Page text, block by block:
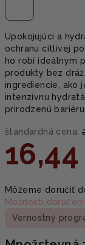
Upokojujúci a
ochranu citlivej
ho robí ideálnym
produkty bez
ingrediencie, ako
intenzívnu
prirodzenú bariéru.
štandardná cena:
cena:
Môžeme doručiť
Možnosti
Vernostný